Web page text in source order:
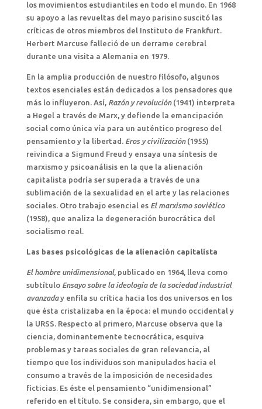
los movimientos estudiantiles en todo el mundo. En 1968
su apoyo a las revueltas del mayo parisino suscitó las
críticas de otros miembros del Instituto de Frankfurt.
Herbert Marcuse falleció de un derrame cerebral
durante una visita a Alemania en 1979.
En la amplia producción de nuestro filósofo, algunos
textos esenciales están dedicados a los pensadores que
más lo influyeron. Así, Razón y revolución(1941) interpreta
a Hegel a través de Marx, y defiende la emancipación
social como única vía para un auténtico progreso del
pensamiento y la libertad. Eros y civilización(1955)
reivindica a Sigmund Freud y ensaya una síntesis de
marxismo y psicoanálisis en la que la alienación
capitalista podría ser superada a través de una
sublimación de la sexualidad en el arte y las relaciones
sociales. Otro trabajo esencial es El marxismo soviético
(1958), que analiza la degeneración burocrática del
socialismo real.
Las bases psicológicas de la alienación capitalista
El hombre unidimensional,publicado en 1964, lleva como
subtítulo Ensayo sobre la ideología de la sociedad industrial
avanzaday enfila su crítica hacia los dos universos en los
que ésta cristalizaba en la época: el mundo occidental y
la URSS. Respecto al primero, Marcuse observa que la
ciencia, dominantemente tecnocrática, esquiva
problemas y tareas sociales de gran relevancia, al
tiempo que los individuos son manipulados hacia el
consumo a través de la imposición de necesidades
ficticias. Es éste el pensamiento “unidimensional”
referido en el título. Se considera, sin embargo, que el